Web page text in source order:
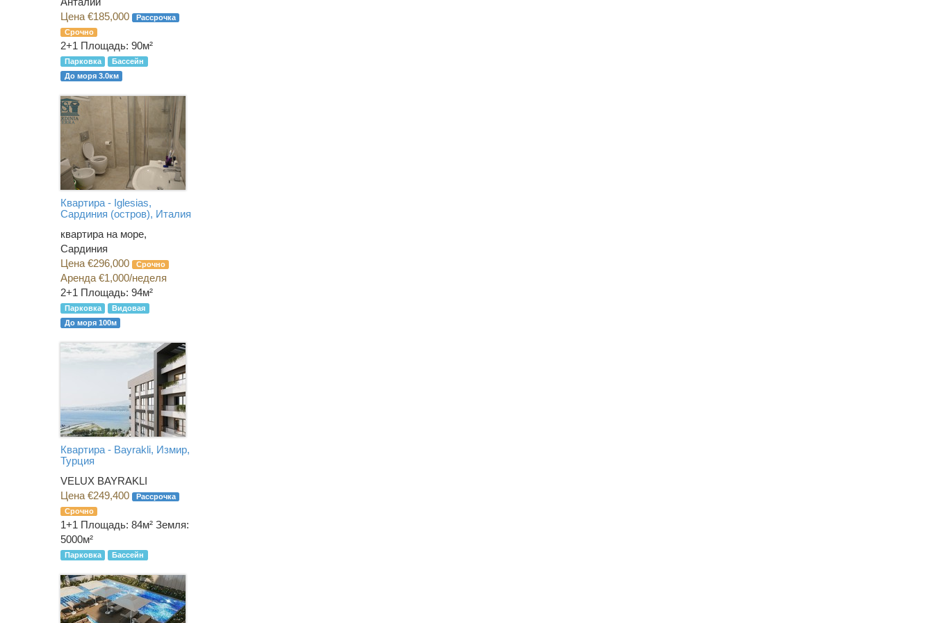
Цена €185,000
Рассрочка
Срочно
2+1 Площадь: 90м²
Парковка
Бассейн
До моря 3.0км
Квартира - Iglesias,
Сардиния (остров), Италия
квартира на море,
Сардиния
Цена €296,000
Срочно
Аренда €1,000/неделя
2+1 Площадь: 94м²
Парковка
Видовая
До моря 100м
Квартира - Bayrakli, Измир,
Турция
VELUX BAYRAKLI
Цена €249,400
Рассрочка
Срочно
1+1 Площадь: 84м² Земля:
5000м²
Парковка Бассейн